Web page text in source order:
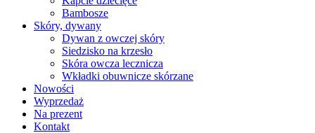
Bambosze
Skóry, dywany
Dywan z owczej skóry
Siedzisko na krzesło
Skóra owcza lecznicza
Wkładki obuwnicze skórzane
Nowości
Wyprzedaż
Na prezent
Kontakt